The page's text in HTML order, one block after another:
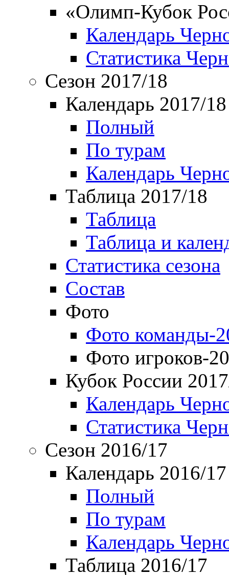
«Олимп-Кубок
Календарь
Статистика
Сезон 2017/18
Календарь 2017/18
Полный
По турам
Календарь
Таблица 2017/18
Таблица
Таблица и
Статистика сезона
Состав
Фото
Фото команды-
Фото игроков-
Кубок России
Календарь
Статистика
Сезон 2016/17
Календарь 2016/17
Полный
По турам
Календарь
Таблица 2016/17